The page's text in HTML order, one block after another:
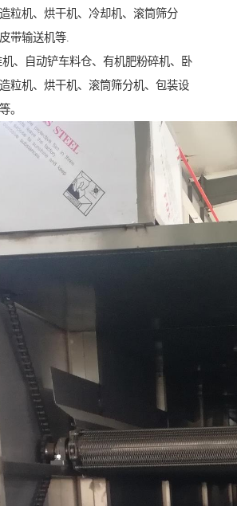
粒机、烘干机、冷却机、滚筒筛分
带输送机等.
、自动铲车料仓、有机肥粉碎机、卧
粒机、烘干机、滚筒筛分机、包装设
。